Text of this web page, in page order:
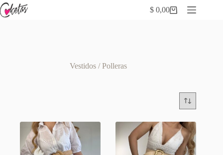
Saltar
al
Carro
$ 0,00
Vestidos / Polleras